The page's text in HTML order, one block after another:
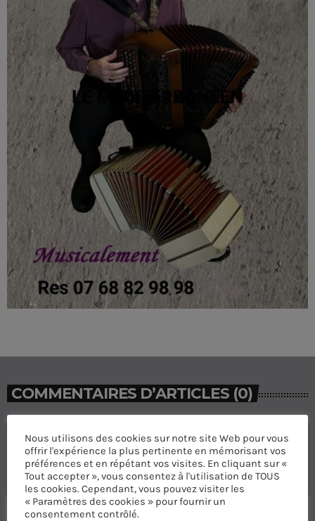
COMMENTAIRES D’ARTICLES (0)
Laisser une réponse
Vous devez être connecté pour ajouter un commentaire.
Connectez-vous maintenant
Nous utilisons des cookies sur notre site Web pour vous
offrir l'expérience la plus pertinente en mémorisant vos
préférences et en répétant vos visites. En cliquant sur «
Tout accepter », vous consentez à l'utilisation de TOUS
les cookies. Cependant, vous pouvez visiter les
« Paramètres des cookies » pour fournir un
consentement contrôlé.